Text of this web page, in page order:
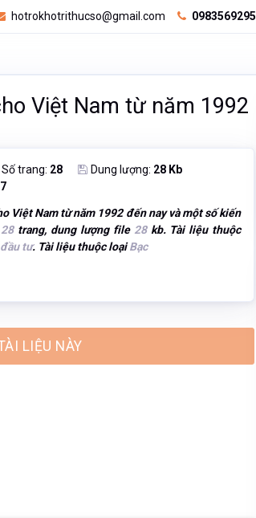
hotrokhotrithucso@gmail.com 0983569295
Việt Nam từ năm 1992
Số trang: 28 Dung lượng: 28 Kb
Việt Nam từ năm 1992 đến nay và một số kiến
28trang, dung lượng file 28kb. Tài liệu thuộc
tư. Tài liệu thuộc loạiBạc
LIỆU NÀY